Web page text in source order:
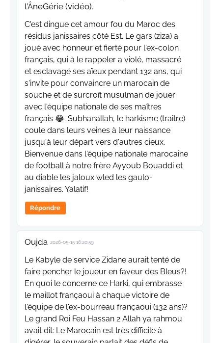
l’ÂneGérie (vidéo).
C'est dingue cet amour fou du Maroc des
résidus janissaires côté Est. Le gars (ziza) a
joué avec honneur et fierté pour l'ex-colon
français, qui à le rappeler a violé, massacré
et esclavagé ses aïeux pendant 132 ans, qui
s'invite pour convaincre un marocain de
souche et de surcroît musulman de jouer
avec l'équipe nationale de ses maîtres
français 😂. Subhanallah, le harkisme (traître)
coule dans leurs veines à leur naissance
jusqu'à leur départ vers d'autres cieux.
Bienvenue dans l'équipe nationale marocaine
de football à notre frère Ayyoub Bouaddi et
au diable les jaloux wled les gaulo-
janissaires. Yalatif!
Répondre
Oujda 2026-05-15 16:20:59
Le Kabyle de service Zidane aurait tenté de
faire pencher le joueur en faveur des Bleus?!
En quoi le concerne ce Harki, qui embrasse
le maillot françaoui à chaque victoire de
l'équipe de l'ex-bourreau françaoui (132 ans)?
Le grand Roi Feu Hassan 2 Allah ya rahmou
avait dit: Le Marocain est très difficile à